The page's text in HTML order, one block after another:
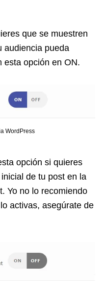
que se muestren
audiencia pueda
esta opción en ON.
WordPress
opción si quieres
de tu post en la
Yo no lo recomiendo
activas, asegúrate de